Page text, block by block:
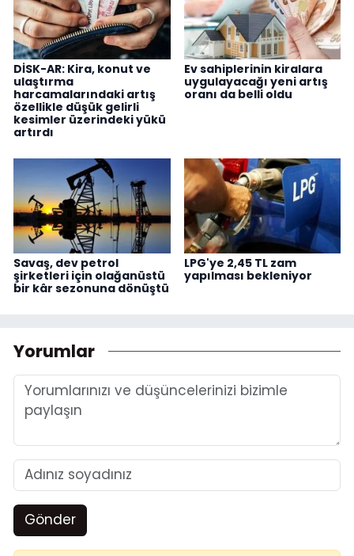
DİSK-AR: Kira, konut ve
ulaştırma
harcamalarındaki artış
özellikle düşük gelirli
kesimler üzerindeki yükü
artırdı
Ev sahiplerinin kiralara
uygulayacağı yeni artış
oranı da belli oldu
Savaş, dev petrol
şirketleri için olağanüstü
bir kâr sezonuna dönüştü
LPG'ye 2,45 TL zam
yapılması bekleniyor
Yorumlar
Gönder